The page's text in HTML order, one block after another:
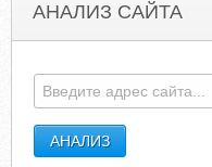
АНАЛИЗ САЙТА